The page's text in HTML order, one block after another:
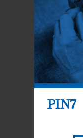
PIN7